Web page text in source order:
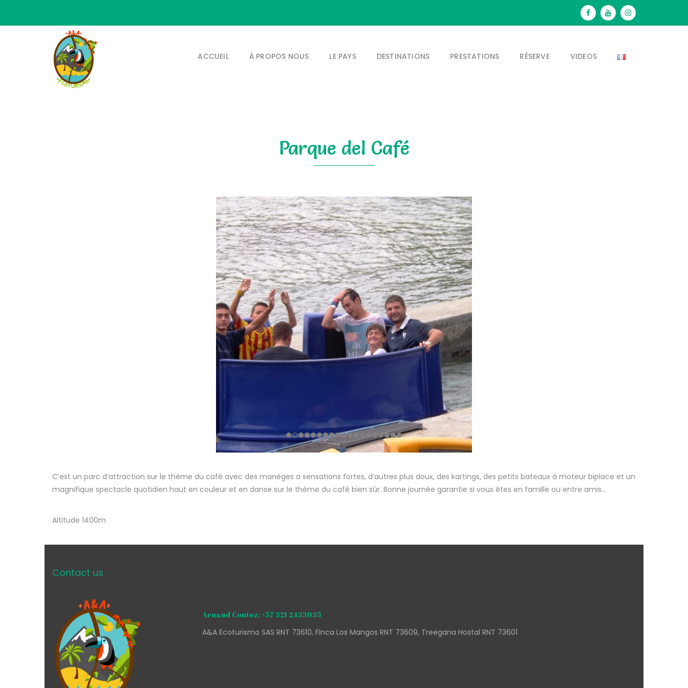
ACCUEIL À PROPOS NOUS LE PAYS DESTINATIONS PRESTATIONS RÉSERVE VIDEOS
Parque del Café
C’est un parc d’attraction sur le thème du café avec des manèges a sensations fortes, d’autres plus doux, des kartings, des petits bateaux à moteur biplace et un
magnifique spectacle quotidien haut en couleur et en danse sur le thème du café bien sûr. Bonne journée garantie si vous êtes en famille ou entre amis…
Altitude 1400m
Contact us
Arnaud Contoz: +57 321 2433035
A&A Ecoturismo SAS RNT 73610, Finca Los Mangos RNT 73609, Treegana Hostal RNT 73601